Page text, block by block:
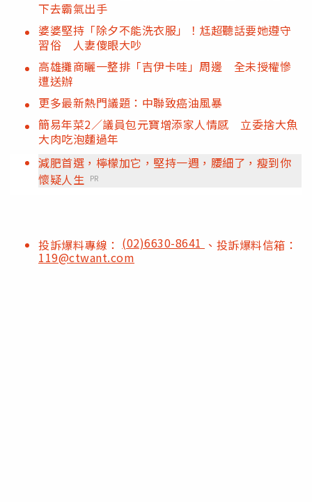
下去霸氣出手
婆婆堅持「除夕不能洗衣服」！尪超聽話要她遵守
習俗 人妻傻眼大吵
高雄攤商曬一整排「吉伊卡哇」周邊 全未授權慘
遭送辦
更多最新熱門議題：中聯致癌油風暴
簡易年菜2／議員包元寶增添家人情感 立委捨大魚
大肉吃泡麵過年
減肥首選，檸檬加它，堅持一週，腰細了，瘦到你
懷疑人生
PR
投訴爆料專線： (02)6630-8641 、投訴爆料信箱：
119@ctwant.com